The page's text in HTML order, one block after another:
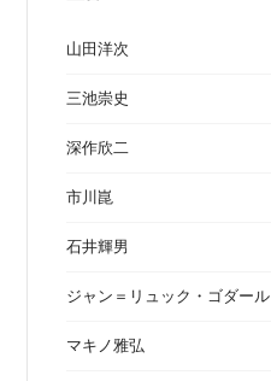
山田洋次
三池崇史
深作欣二
市川崑
石井輝男
ジャン＝リュック・ゴダール
マキノ雅弘